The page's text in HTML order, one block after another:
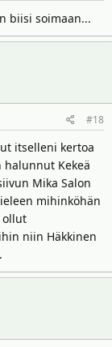
biisi soimaan...
#18
itselleni kertoa
halunnut Kekeä
Mika Salon
mihinköhän
ollut
niin Häkkinen